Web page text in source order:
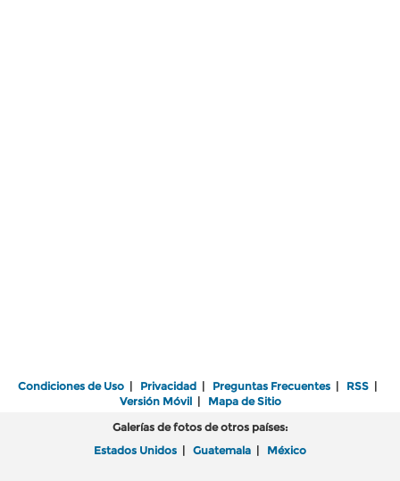
Condiciones de Uso | Privacidad | Preguntas Frecuentes | RSS |
Versión Móvil| Mapa de Sitio
Galerías de fotos de otros países:
Estados Unidos | Guatemala | México